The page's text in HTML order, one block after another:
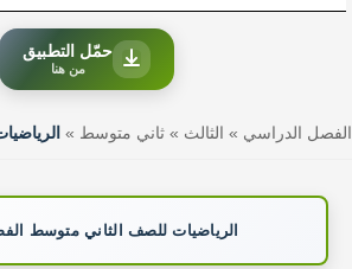
حمّل التطبيق
من هنا
الفصل الدراسي » الثالث » ثاني متوسط »
الرياضيات للصف الثاني متوسط